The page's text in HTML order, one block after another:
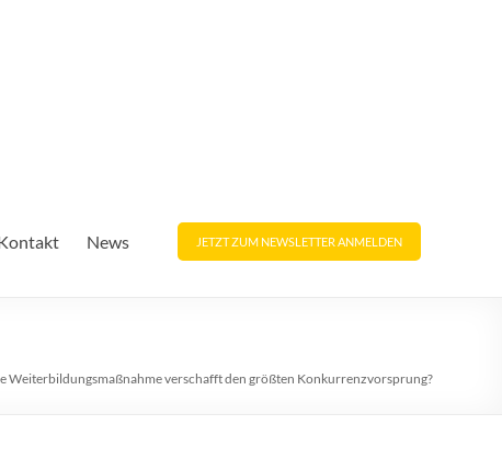
News JETZT ZUM NEWSLETTER ANMELDEN
Weiterbildungsmaßnahme verschafft den größten Konkurrenzvorsprung?